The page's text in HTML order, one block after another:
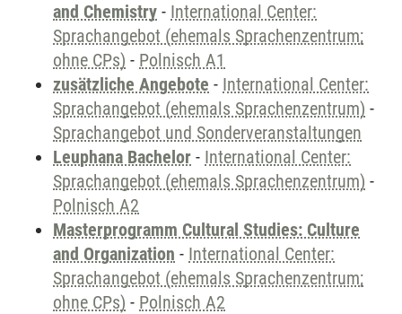
and Chemistry - International Center:
Sprachangebot (ehemals Sprachenzentrum;
ohne CPs) - Polnisch A1
zusätzliche Angebote - International Center:
Sprachangebot (ehemals Sprachenzentrum) -
Sprachangebot und Sonderveranstaltungen
Leuphana Bachelor - International Center:
Sprachangebot (ehemals Sprachenzentrum) -
Polnisch A2
Masterprogramm Cultural Studies: Culture
and Organization - International Center:
Sprachangebot (ehemals Sprachenzentrum;
ohne CPs) - Polnisch A2